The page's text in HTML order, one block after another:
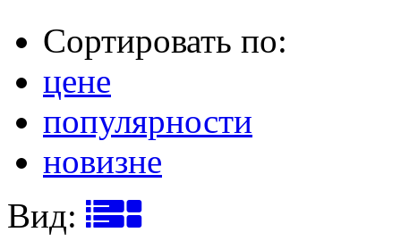
Сортировать по:
цене
популярности
новизне
Вид: